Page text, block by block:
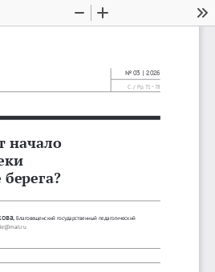
Zoom
No 03 | 2026
C. / Pp. 71 – 78
начало
берега?
, Благовещенский государственный педагогический